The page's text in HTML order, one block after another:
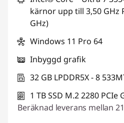
kärnor upp till 3,50 GHz
GHz)
Windows 11 Pro 64
Inbyggd grafik
32 GB LPDDR5X - 8
1 TB SSD M.2 2280 PCIe
Beräknad leverans mellan